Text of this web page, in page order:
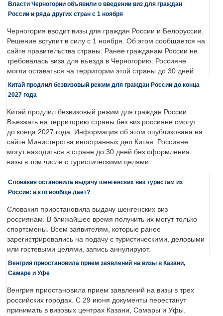
Власти Черногории объявили о введении виз для граждан
России и ряда других стран с 1 ноября
Черногория вводит визы для граждан России и Белоруссии.
Решение вступит в силу с 1 ноября. Об этом сообщается на
сайте правительства страны. Ранее гражданам России не
требовалась виза для въезда в Черногорию. Россияне
могли оставаться на территории этой страны до 30 дней.
Китай продлил безвизовый режим для граждан России до конца
2027 года
Китай продлил безвизовый режим для граждан России.
Въезжать на территорию страны без виз россияне смогут
до конца 2027 года. Информация об этом опубликована на
сайте Министерства иностранных дел Китая. Россияне
могут находиться в стране до 30 дней без оформления
визы в том числе с туристическими целями.
Словакия остановила выдачу шенгенских виз туристам из
России: а кто вообще дает?
Словакия приостановила выдачу шенгенских виз
россиянам. В ближайшее время получить их могут только
спортсмены. Всем заявителям, которые ранее
зарегистрировались на подачу с туристическими, деловыми
или гостевыми целями, запись аннулируют.
Венгрия приостановила прием заявлений на визы в Казани,
Самаре и Уфе
Венгрия приостановила прием заявлений на визы в трех
российских городах. С 29 июня документы перестанут
принимать в визовых центрах Казани, Самары и Уфы.